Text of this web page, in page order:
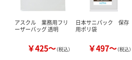
アスクル 業務用フリ
ーザーバッグ 透明
￥425～（税込）
日本サニパック 保存
用ポリ袋
￥497～（税込）